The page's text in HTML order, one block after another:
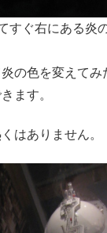
すぐ右にある炎
の色を変えてみ
ます。
はありません。